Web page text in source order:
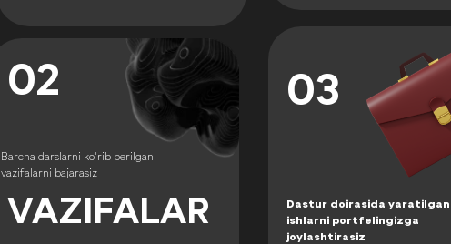
02
Barcha darslarni ko'rib berilgan
vazifalarni bajarasiz
VAZIFALAR
03
Dastur doirasida yaratilgan
ishlarni portfelingizga
joylashtirasiz